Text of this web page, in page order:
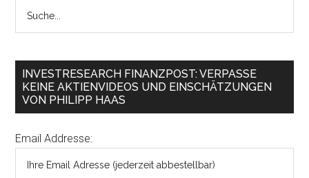
INVESTRESEARCH FINANZPOST: VERPASSE
KEINE AKTIENVIDEOS UND EINSCHÄTZUNGEN
VON PHILIPP HAAS
Email Addresse: